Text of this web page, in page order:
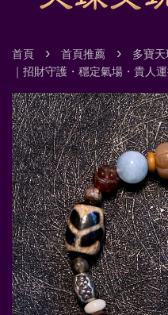
首頁 › 首頁推薦 ›
多寶
｜招財守護・穩定氣場・貴人